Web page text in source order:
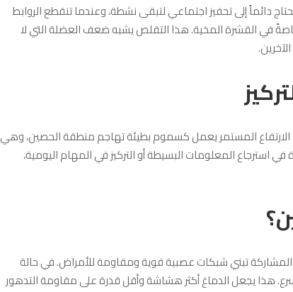
دائماً إلى تحفيز اجتماعي لتبقى نشطة، وعندما تنقطع الروابط
في القشرة المخية. هذا التقلص يشبه ضعف العضلة التي لا
الارتفاع المستمر يعمل كسموم بطيئة تهاجم منطقة الحصين، وهي
استرجاع المعلومات البسيطة أو التركيز في المهام اليومية،
والمشاركة تبني شبكات عصبية قوية ومقاومة للأمراض. في حالة
أسرع. هذا يجعل الدماغ أكثر هشاشة وأقل قدرة على مقاومة التدهور